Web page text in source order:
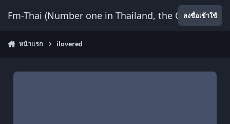
Fm-Thai (Number one in Thailand, the Onlyลงชื่อเข้าใช้
หน้าแรก ilovered